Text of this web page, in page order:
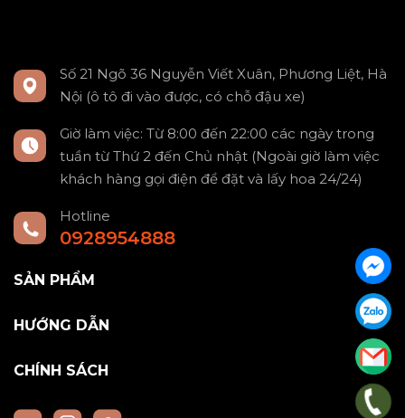
Số 21 Ngõ 36 Nguyễn Viết Xuân, Phương Liệt, Hà
Nội (ô tô đi vào được, có chỗ đậu xe)
Giờ làm việc: Từ 8:00 đến 22:00 các ngày trong
tuần từ Thứ 2 đến Chủ nhật (Ngoài giờ làm việc
khách hàng gọi điện để đặt và lấy hoa 24/24)
Hotline
0928954888
SẢN PHẨM
HƯỚNG DẪN
CHÍNH SÁCH